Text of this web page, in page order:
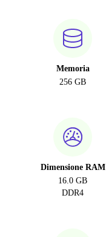
Memoria
256 GB
Dimensione RAM
16.0 GB
DDR4